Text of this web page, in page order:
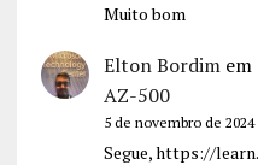
Muito bom
Elton Bordimem
AZ-500
5 de novembro de 2024
Segue, https://